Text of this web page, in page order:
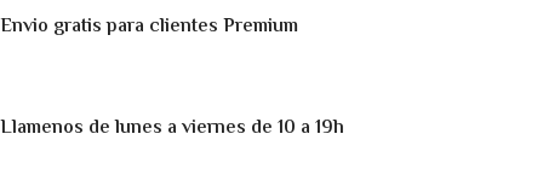
Envio gratis para clientes Premium
Llamenos de lunes a viernes de 10 a 19h